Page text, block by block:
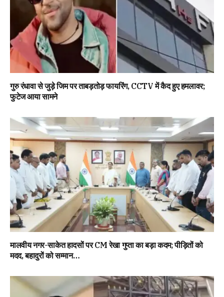
गुरु रंधावा से जुड़े जिम पर ताबड़तोड़ फायरिंग, CCTV में कैद हुए हमलावर;
फुटेज आया सामने
मालवीय नगर-साकेत हादसों पर CM रेखा गुप्ता का बड़ा कदम; पीड़ितों को
मदद, बहादुरों को सम्मान…